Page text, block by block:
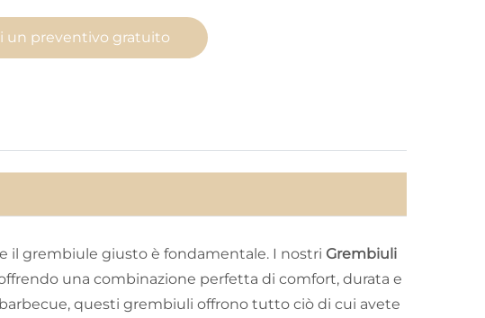
un preventivo gratuito
il grembiule giusto è fondamentale. I nostri Grembiuli
una combinazione perfetta di comfort, durata e
questi grembiuli offrono tutto ciò di cui avete